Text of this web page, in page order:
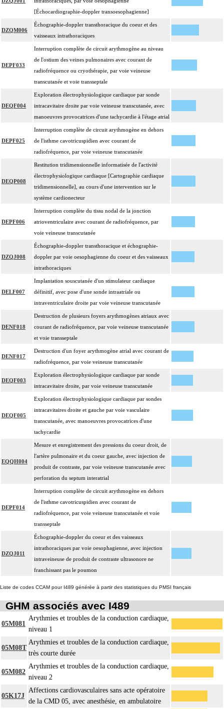
[Échocardiographie-doppler transoesophagienne]
DZQM006
Échographie-doppler transthoracique du coeur et des
vaisseaux intrathoraciques
DEPF033
Interruption complète de circuit arythmogène au niveau
de l'ostium des veines pulmonaires avec courant de
radiofréquence ou cryothérapie, par voie veineuse
transcutanée et voie transseptale
DEQF004
Exploration électrophysiologique cardiaque par sonde
intracavitaire droite par voie veineuse transcutanée, avec
manoeuvres provocatrices d'une tachycardie à l'étage atrial
DEPF025
Interruption complète de circuit arythmogène en dehors
de l'isthme cavotricuspidien avec courant de
radiofréquence, par voie veineuse transcutanée
DEQP008
Restitution tridimensionnelle informatisée de l'activité
électrophysiologique cardiaque [Cartographie cardiaque
tridimensionnelle], au cours d'une intervention sur le
système cardionecteur
DEPF006
Interruption complète du tissu nodal de la jonction
atrioventriculaire avec courant de radiofréquence, par
voie veineuse transcutanée
DZQJ008
Échographie-doppler transthoracique et échographie-
doppler par voie oesophagienne du coeur et des vaisseaux
intrathoraciques
DELF007
Implantation souscutanée d'un stimulateur cardiaque
définitif, avec pose d'une sonde intraatriale ou
intraventriculaire droite par voie veineuse transcutanée
DENF018
Destruction de plusieurs foyers arythmogènes atriaux avec
courant de radiofréquence, par voie veineuse transcutanée
et voie transseptale
DENF017
Destruction d'un foyer arythmogène atrial avec courant de
radiofréquence, par voie veineuse transcutanée
DEQF003
Exploration électrophysiologique cardiaque par sonde
intracavitaire droite, par voie veineuse transcutanée
DEQF005
Exploration électrophysiologique cardiaque par sondes
intracavitaires droite et gauche par voie vasculaire
transcutanée, avec manoeuvres provocatrices d'une
tachycardie
EQQH004
Mesure et enregistrement des pressions du coeur droit, de
l'artère pulmonaire et du coeur gauche, avec injection de
produit de contraste, par voie veineuse transcutanée avec
perforation du septum interatrial
DEPF014
Interruption complète de circuit arythmogène en dehors
de l'isthme cavotricuspidien avec courant de
radiofréquence, par voie veineuse transcutanée et voie
transseptale
DZQJ011
Échographie-doppler du coeur et des vaisseaux
intrathoraciques par voie oesophagienne, avec injection
intraveineuse de produit de contraste ultrasonore ne
franchissant pas le poumon
Liste de codes CCAM pour I489 générée à partir des statistiques du PMSI français
GHM associés avec I489
05M081
Arythmies et troubles de la conduction cardiaque,
niveau 1
05M08T
Arythmies et troubles de la conduction cardiaque,
très courte durée
05M082
Arythmies et troubles de la conduction cardiaque,
niveau 2
05K17J
Affections cardiovasculaires sans acte opératoire
de la CMD 05, avec anesthésie, en ambulatoire